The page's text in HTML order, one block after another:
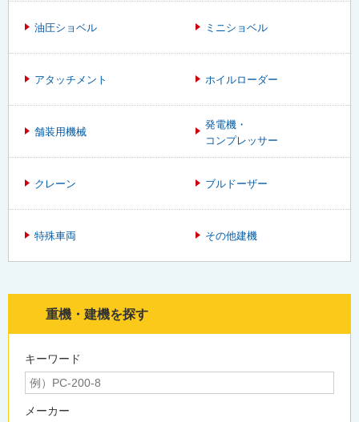
油圧ショベル ミニショベル
アタッチメント ホイルローダー
舗装用機械
発電機・
コンプレッサー
クレーン ブルドーザー
特殊車両 その他建機
重機・建機を探す
キーワード
メーカー